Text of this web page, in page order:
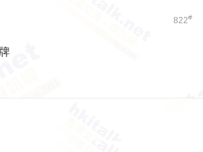
822#